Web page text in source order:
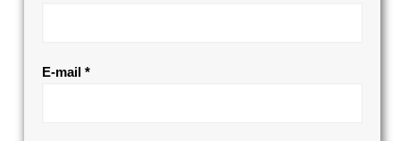
E-mail *